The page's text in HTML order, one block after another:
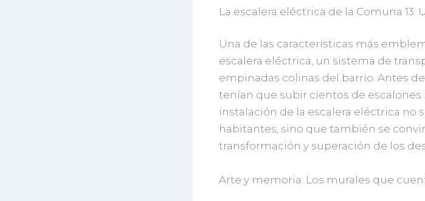
La escalera eléctrica de la Comuna
Una de las características más
escalera eléctrica, un sistema de
empinadas colinas del barrio. Antes
tenían que subir cientos de escalones
instalación de la escalera eléctrica no
habitantes, sino que también se
transformación y superación de los
Arte y memoria: Los murales que